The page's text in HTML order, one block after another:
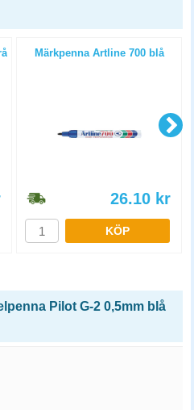
Märkpenna Artline 700 blå
26.10 kr
KÖP
Pilot G-2 0,5mm blå